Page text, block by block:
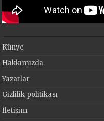
Künye
Hakkımızda
Yazarlar
Gizlilik politikası
İletişim